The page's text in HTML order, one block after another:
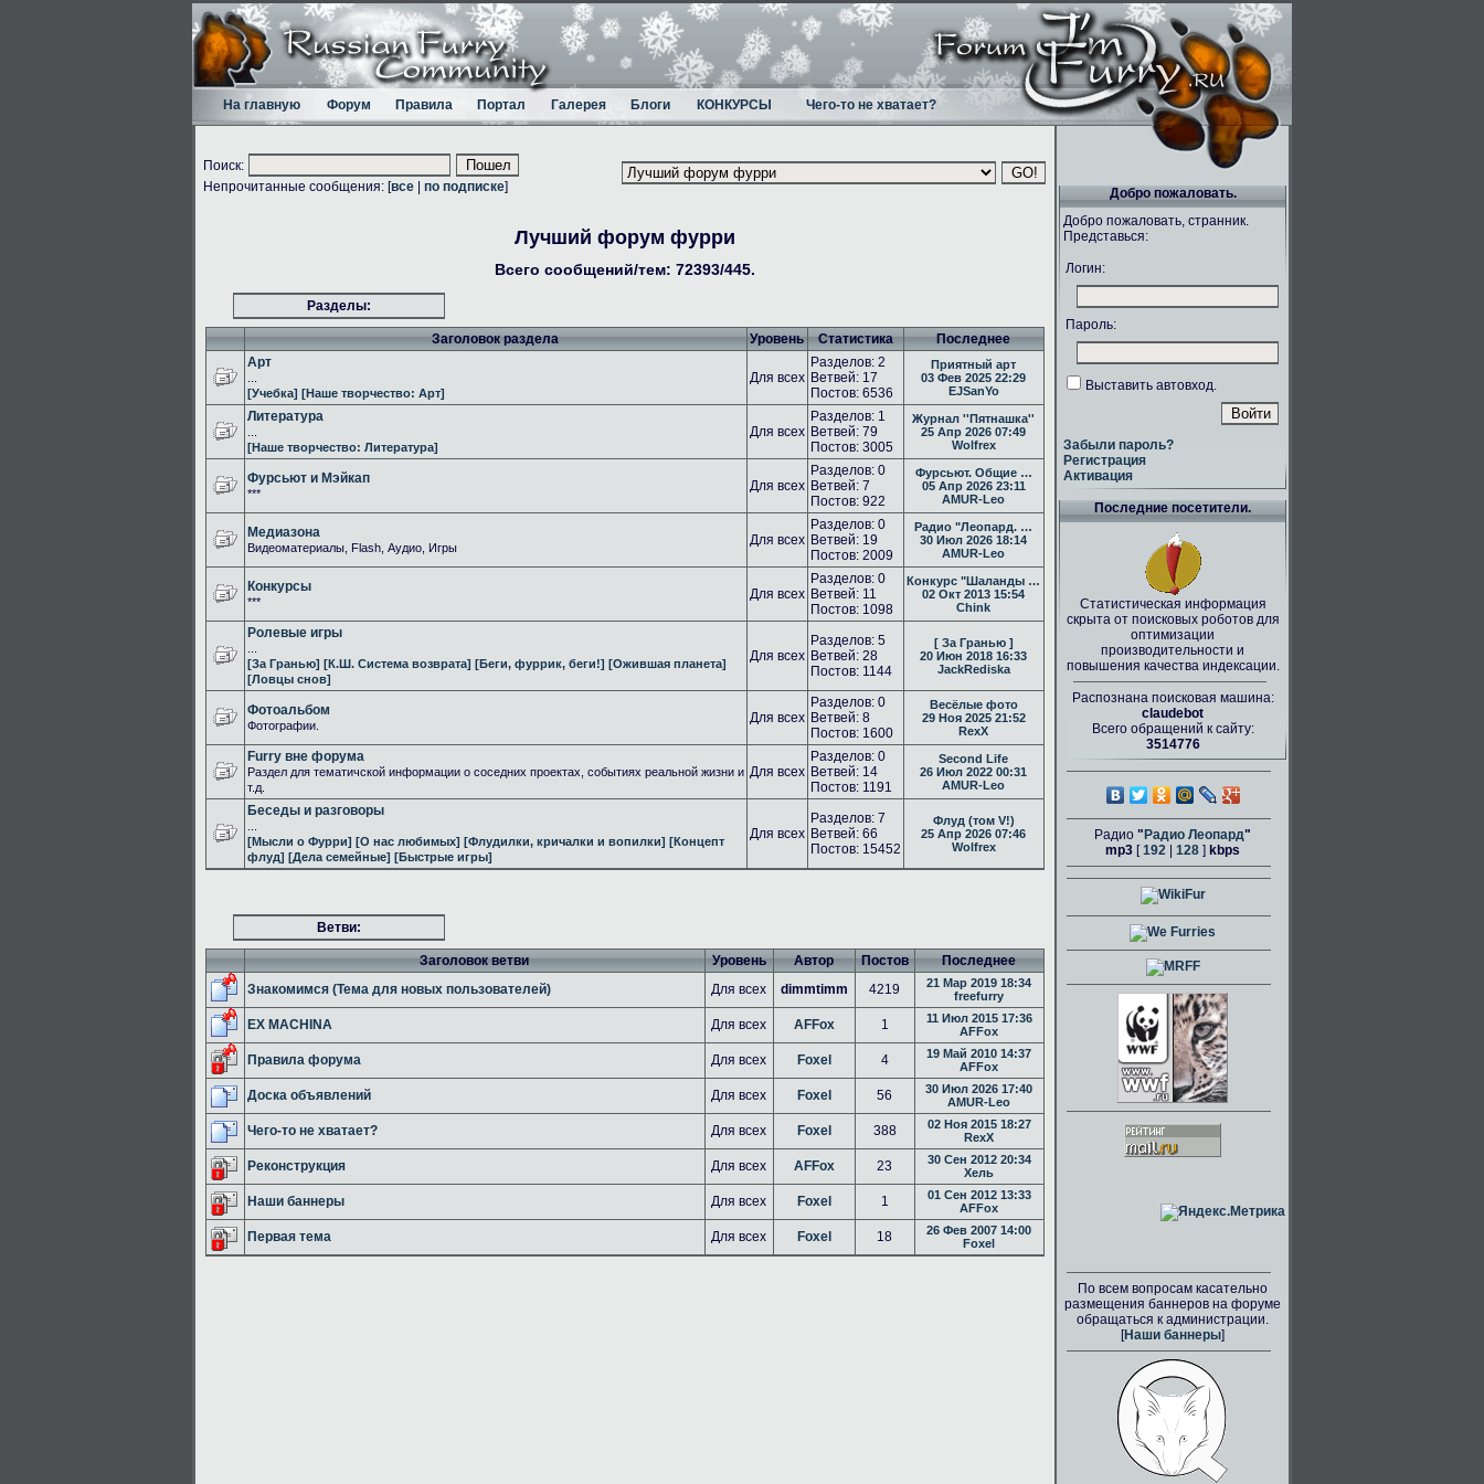
На главную Форум Правила Портал Галерея Блоги КОНКУРСЫ Чего-то не хватает?
Поиск:
Непрочитанные сообщения: [все по подписке]
Лучший форум фурри
Всего сообщений/тем: 72393/445.
Разделы:
Заголовок раздела Уровень Статистика
Последнее
Арт
[Учебка] [Наше творчество: Арт]
Для всех
Разделов: 2
Ветвей: 17
Постов: 6536
Приятный арт
03 Фев 2025 22:29
EJSanYo
Литература
[Наше творчество: Литература]
Для всех
Разделов: 1
Ветвей: 79
Постов: 3005
Журнал ''Пятнашка''
25 Апр 2026 07:49
Wolfrex
Фурсьют и Мэйкап
*** Для всех
Разделов: 0
Ветвей: 7
Постов: 922
Фурсьют. Общие …
05 Апр 2026 23:11
AMUR-Leo
Медиазона
Видеоматериалы, Flash, Аудио, Игры Для всех
Разделов: 0
Ветвей: 19
Постов: 2009
Радио "Леопард. …
30 Июл 2026 18:14
AMUR-Leo
Конкурсы
*** Для всех
Разделов: 0
Ветвей: 11
Постов: 1098
Конкурс "Шаланды …
02 Окт 2013 15:54
Chink
Ролевые игры
[За Гранью] [К.Ш. Система возврата] [Беги, фуррик, беги!] [Ожившая планета]
[Ловцы снов]
Для всех
Разделов: 5
Ветвей: 28
Постов: 1144
[ За Гранью ]
20 Июн 2018 16:33
JackRediska
Фотоальбом
Фотографии. Для всех
Разделов: 0
Ветвей: 8
Постов: 1600
Весёлые фото
29 Ноя 2025 21:52
RexX
Furry вне форума
Раздел для тематичской информации о соседних проектах, событиях реальной жизни и
т.д.
Для всех
Разделов: 0
Ветвей: 14
Постов: 1191
Second Life
26 Июл 2022 00:31
AMUR-Leo
Беседы и разговоры
[Мысли о Фурри] [О нас любимых] [Флудилки, кричалки и вопилки] [Концепт
флуд] [Дела семейные] [Быстрые игры]
Для всех
Разделов: 7
Ветвей: 66
Постов: 15452
Флуд (том V!)
25 Апр 2026 07:46
Wolfrex
Ветви:
Заголовок ветви Уровень Автор Постов
Последнее
Знакомимся (Тема для новых пользователей)
Для всех dimmtimm 4219
21 Мар 2019 18:34
freefurry
EX MACHINA Для всех AFFox 1
11 Июл 2015 17:36
AFFox
Правила форума Для всех Foxel 4
19 Май 2010 14:37
AFFox
Доска объявлений Для всех Foxel 56
30 Июл 2026 17:40
AMUR-Leo
Чего-то не хватает? Для всех Foxel 388
02 Ноя 2015 18:27
RexX
Реконструкция Для всех AFFox 23
30 Сен 2012 20:34
Хель
Наши баннеры Для всех Foxel 1
01 Сен 2012 13:33
AFFox
Первая тема Для всех Foxel 18
26 Фев 2007 14:00
Foxel
Добро пожаловать.
Добро пожаловать, странник.
Представься:
Логин:
Пароль:
Выставить автовход.
Забыли пароль?
Регистрация
Активация
Последние посетители.
Статистическая информация
скрыта от поисковых роботов для
оптимизации
производительности и
повышения качества индексации.
Распознана поисковая машина:
claudebot
Всего обращений к сайту:
3514776
Радио " Радио Леопард"
mp3 [192 128 ] kbps
По всем вопросам касательно
размещения баннеров на форуме
обращаться к администрации.
[Наши баннеры]